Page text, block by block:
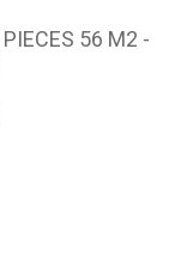
56 M2 -